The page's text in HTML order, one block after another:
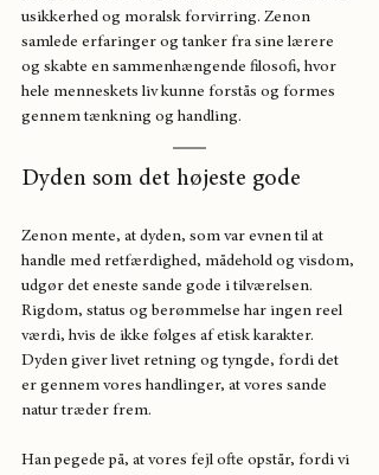
usikkerhed og moralsk forvirring. Zenon
samlede erfaringer og tanker fra sine lærere
og skabte en sammenhængende filosofi, hvor
hele menneskets liv kunne forstås og formes
gennem tænkning og handling.
Dyden som det højeste gode
Zenon mente, at dyden, som var evnen til at
handle med retfærdighed, mådehold og visdom,
udgør det eneste sande gode i tilværelsen.
Rigdom, status og berømmelse har ingen reel
værdi, hvis de ikke følges af etisk karakter.
Dyden giver livet retning og tyngde, fordi det
er gennem vores handlinger, at vores sande
natur træder frem.
Han pegede på, at vores fejl ofte opstår, fordi vi